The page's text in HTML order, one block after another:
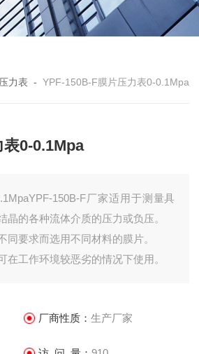
力表 - YPF-150B-F膜片压力表0-0.1Mpa
0-0.1Mpa
150B-F厂家适用于测量具
晶的各种流体介质的压力或负压。
同要求而选用不同材料的膜片。
在工作环境较恶劣的情况下使用。
厂商性质： 生产厂家